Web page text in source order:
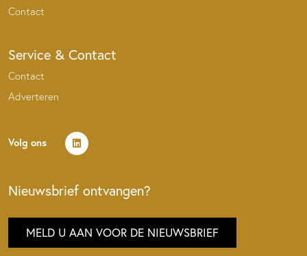
Contact
Service & Contact
Contact
Adverteren
Volg ons
Nieuwsbrief ontvangen?
MELD U AAN VOOR DE NIEUWSBRIEF